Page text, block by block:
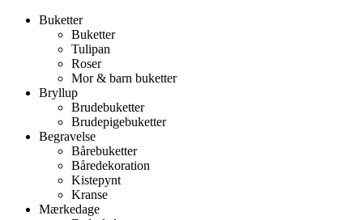
Buketter
Buketter
Tulipan
Roser
Mor & barn buketter
Bryllup
Brudebuketter
Brudepigebuketter
Begravelse
Bårebuketter
Båredekoration
Kistepynt
Kranse
Mærkedage